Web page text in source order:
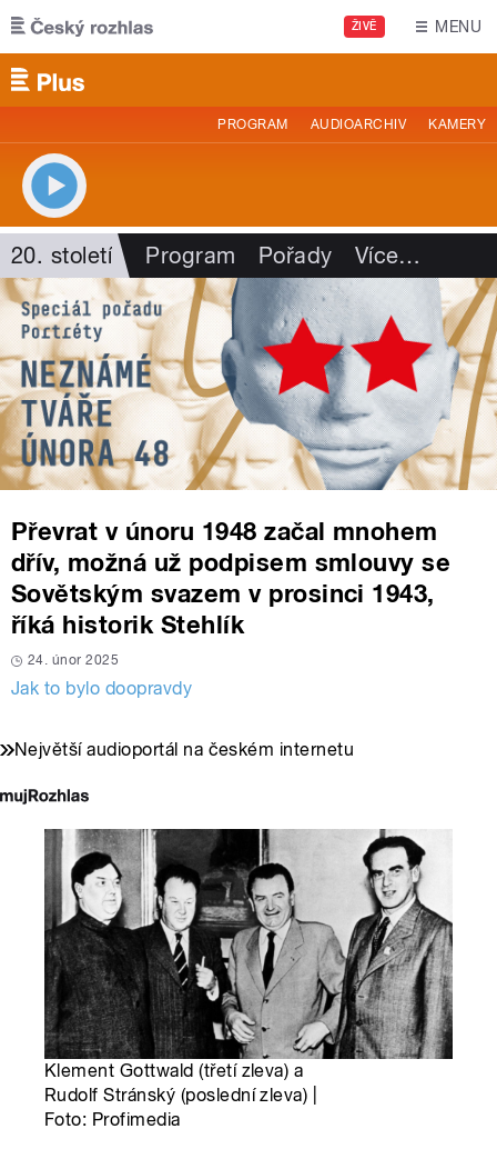
Přejít k hlavnímu obsahu
ŽIVĚ MENU
PROGRAM AUDIOARCHIV KAMERY
20. století Program Pořady Více…
Převrat v únoru 1948 začal mnohem
dřív, možná už podpisem smlouvy se
Sovětským svazem v prosinci 1943,
říká historik Stehlík
24. únor 2025
Jak to bylo doopravdy
Největší audioportál na českém internetu
Klement Gottwald (třetí zleva) a
Rudolf Stránský (poslední zleva) |
Foto: Profimedia